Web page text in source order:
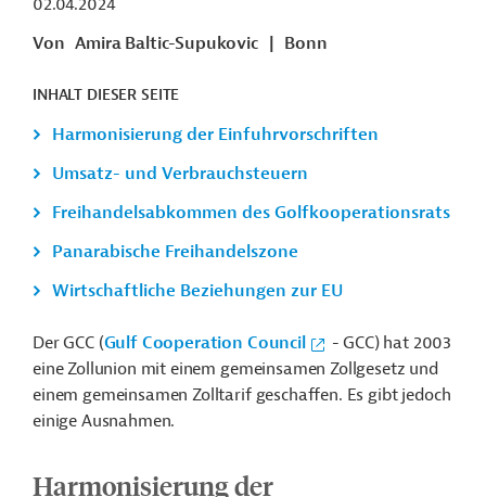
02.04.2024
Von Amira Baltic-Supukovic Bonn
INHALT DIESER SEITE
Harmonisierung der Einfuhrvorschriften
Umsatz- und Verbrauchsteuern
Freihandelsabkommen des Golfkooperationsrats
Panarabische Freihandelszone
Wirtschaftliche Beziehungen zur EU
Der GCC (Gulf Cooperation Council
- GCC) hat 2003
eine Zollunion mit einem gemeinsamen Zollgesetz und
einem gemeinsamen Zolltarif geschaffen. Es gibt jedoch
einige Ausnahmen.
Harmonisierung der